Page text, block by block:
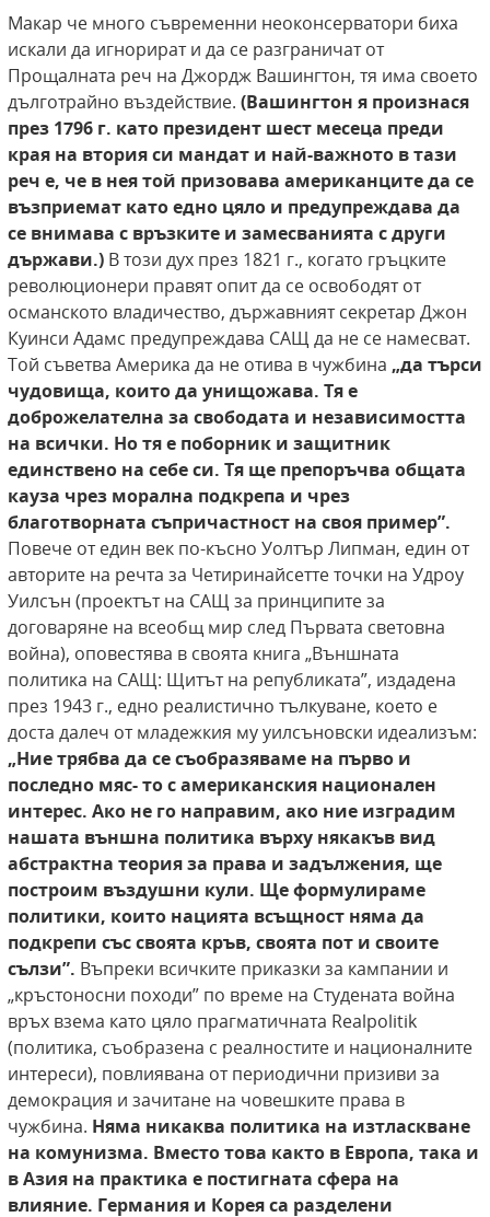
Макар че много съвременни неоконсерватори биха
искали да игнорират и да се разграничат от
Прощалната реч на Джордж Вашингтон, тя има своето
дълготрайно въздействие. (Вашингтон я произнася
през 1796 г. като президент шест месеца преди
края на втория си мандат и най-важното в тази
реч е, че в нея той призовава американците да се
възприемат като едно цяло и предупреждава да
се внимава с връзките и замесванията с други
държави.) В този дух през 1821 г., когато гръцките
революционери правят опит да се освободят от
османското владичество, държавният секретар Джон
Куинси Адамс предупреждава САЩ да не се намесват.
Той съветва Америка да не отива в чужбина „да търси
чудовища, които да унищожава. Тя е
доброжелателна за свободата и независимостта
на всички. Но тя е поборник и защитник
единствено на себе си. Тя ще препоръчва общата
кауза чрез морална подкрепа и чрез
благотворната съпричастност на своя пример”.
Повече от един век по-късно Уолтър Липман, един от
авторите на речта за Четиринайсетте точки на Удроу
Уилсън (проектът на САЩ за принципите за
договаряне на всеобщ мир след Първата световна
война), оповестява в своята книга „Външната
политика на САЩ: Щитът на републиката”, издадена
през 1943 г., едно реалистично тълкуване, което е
доста далеч от младежкия му уилсъновски идеализъм:
„Ние трябва да се съобразяваме на първо и
последно мяс- то с американския национален
интерес. Ако не го направим, ако ние изградим
нашата външна политика върху някакъв вид
абстрактна теория за права и задължения, ще
построим въздушни кули. Щеформулираме
политики, които нацията всъщност няма да
подкрепи съссвоята кръв, своята пот и своите
сълзи”. Въпреки всичките приказки за кампании и
„кръстоносни походи” по време на Студената война
връх взема като цяло прагматичната Realpolitik
(политика, съобразена с реалностите и националните
интереси), повлиявана от периодични призиви за
демокрация и зачитане на човешките права в
чужбина. Няма никаква политика на изтласкване
на комунизма. Вместо това както в Европа, така и
в Азия на практика е постигната сфера на
влияние. Германия и Корея са разделени